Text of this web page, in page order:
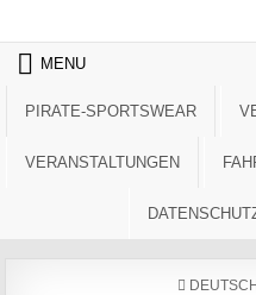
MENU
PIRATE-SPORTSWEAR
VERANSTALTUNGEN
POSTED